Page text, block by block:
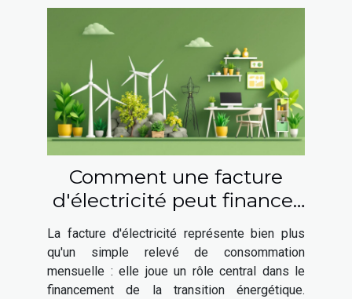
Comment une facture
d'électricité peut financer
la transition énergétique
La facture d'électricité représente bien plus
qu'un simple relevé de consommation
mensuelle : elle joue un rôle central dans le
financement de la transition énergétique.